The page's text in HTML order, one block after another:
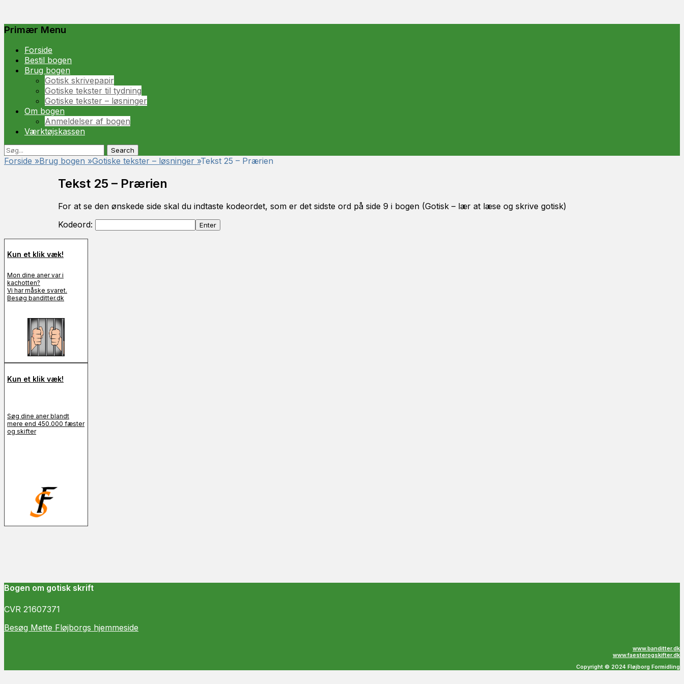
Primær Menu
Spring
indhold
Forside
Bestil bogen
Brug bogen
Gotisk skrivepapir
Gotiske tekster til tydning
Gotiske tekster – løsninger
Om bogen
Anmeldelser af bogen
Værktøjskassen
Søg
Søg
efter:
Forside »Brug bogen »Gotiske tekster – løsninger »Tekst 25 – Prærien
Tekst 25 – Prærien
For at se den ønskede side skal du indtaste kodeordet, som er det sidste ord på side 9 i bogen (Gotisk – lær at læse og skrive gotisk)
Kodeord:
Kun et klik væk!
Mon dine aner var i
kachotten?
Vi har måske svaret.
Besøg banditter.dk
Kun et klik væk!
Søg dine aner blandt
mere end 450.000 fæster
og skifter
Bogen om gotisk skrift
CVR 21607371
Besøg Mette Fløjborgs hjemmeside
www.banditter.dk
www.faesterogskifter.dk
Copyright © 2024 Fløjborg Formidling